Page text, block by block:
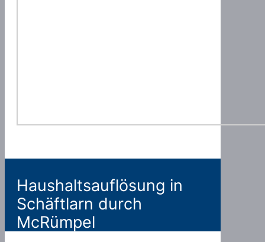
Haushaltsauflösung in
Schäftlarn durch
McRümpel